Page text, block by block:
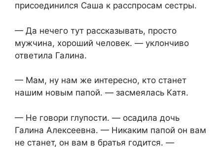
присоединился Саша к расспросам сестры.
— Да нечего тут рассказывать, просто
мужчина, хороший человек. — уклончиво
ответила Галина.
— Мам, ну нам же интересно, кто станет
нашим новым папой. — засмеялась Катя.
— Не говори глупости. — осадила дочь
Галина Алексеевна. — Никаким папой он вам
не станет, он вам в братья годится. —